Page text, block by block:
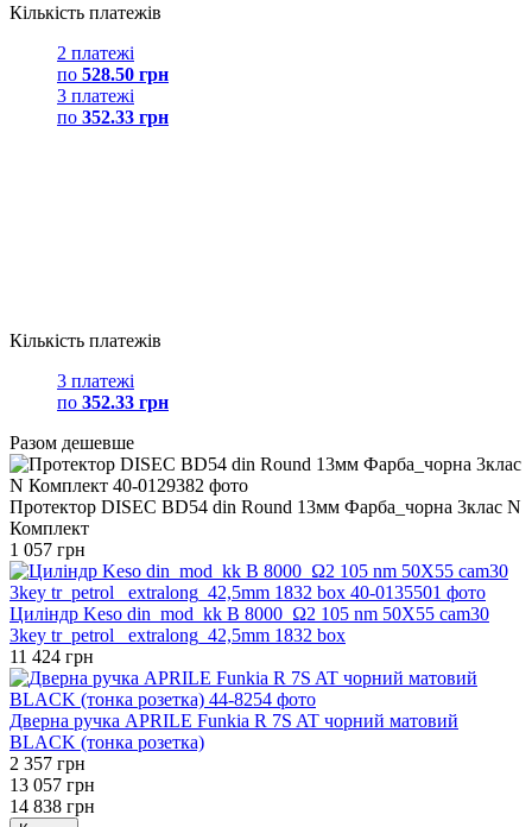
Кількість платежів
2 платежі
по 528.50 грн
3 платежі
по 352.33 грн
Кількість платежів
3 платежі
по 352.33 грн
Разом дешевше
Протектор DISEC BD54 din Round 13мм Фарба_чорна 3клас N
Комплект
1 057 грн
Циліндр Keso din_mod_kk B 8000_Ω2 105 nm 50X55 cam30
3key tr_petrol _extralong_42,5mm 1832 box
11 424 грн
Дверна ручка APRILE Funkia R 7S AT чорний матовий
BLACK (тонка розетка)
2 357 грн
13 057 грн
14 838 грн